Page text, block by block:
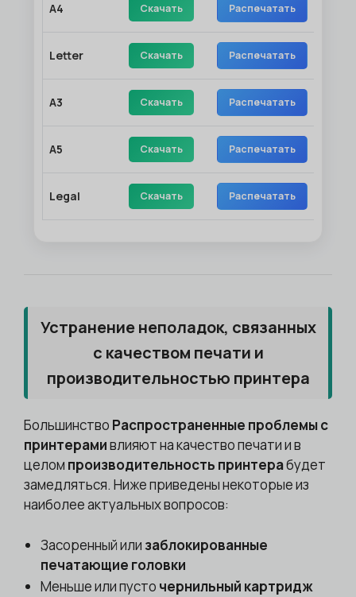
A4 Скачать Распечатать
Letter Скачать Распечатать
A3 Скачать Распечатать
A5 Скачать Распечатать
Legal Скачать Распечатать
Устранение неполадок, связанных
с качеством печати и
производительностью принтера
Большинство Распространенные проблемы с
принтерамивлияют на качество печати и в
целом производительность принтерабудет
замедляться. Ниже приведены некоторые из
наиболее актуальных вопросов:
Засоренный или заблокированные
печатающие головки
Меньше или пусто чернильный картридж